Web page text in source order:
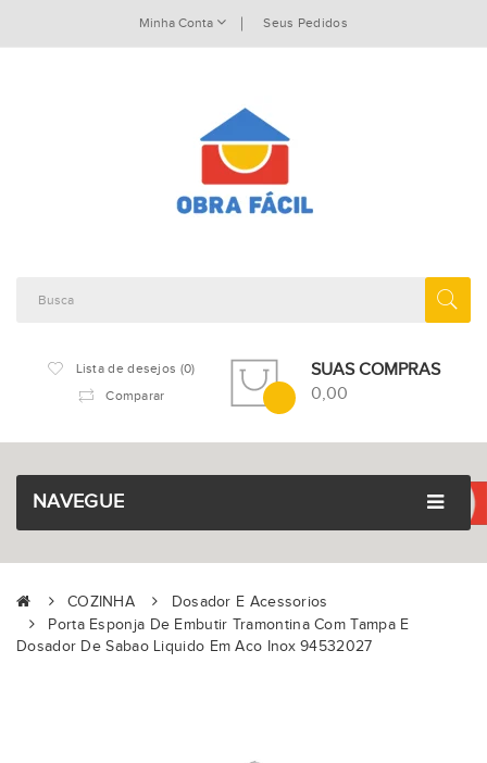
Minha Conta Seus Pedidos
Lista de desejos (0)
Comparar
SUAS COMPRAS
0,00
NAVEGUE
COZINHA
Dosador E Acessorios
Porta Esponja De Embutir Tramontina Com Tampa E
Dosador De Sabao Liquido Em Aco Inox 94532027